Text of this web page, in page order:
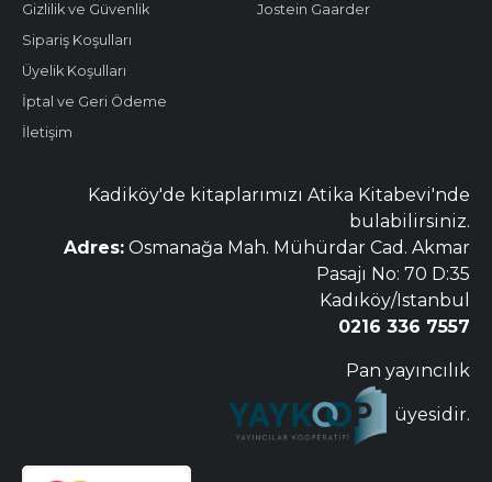
Gizlilik ve Güvenlik
Sipariş Koşulları
Üyelik Koşulları
İptal ve Geri Ödeme
İletişim
Jostein Gaarder
Kadiköy'de kitaplarımızı Atika Kitabevi'nde
bulabilirsiniz.
Adres: Osmanağa Mah. Mühürdar Cad. Akmar
Pasajı No: 70 D:35
Kadıköy/Istanbul
0216 336 7557
Pan yayıncılık
üyesidir.